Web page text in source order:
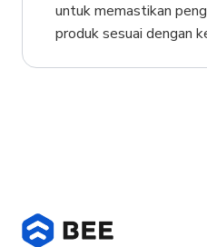
untuk memastikan
produk sesuai dengan